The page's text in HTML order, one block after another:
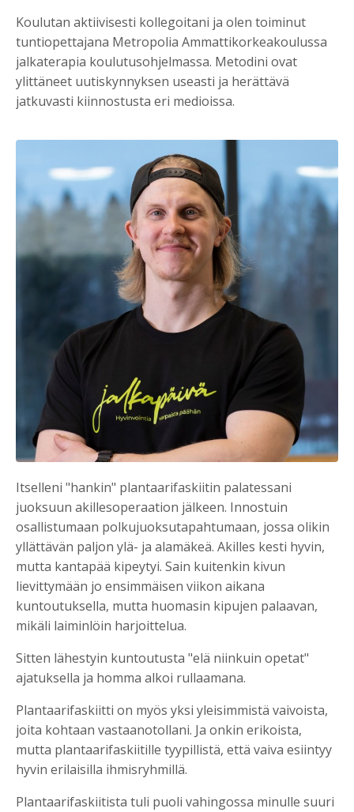
Koulutan aktiivisesti kollegoitani ja olen toiminut
tuntiopettajana Metropolia Ammattikorkeakoulussa
jalkaterapia koulutusohjelmassa. Metodini ovat
ylittäneet uutiskynnyksen useasti ja herättävä
jatkuvasti kiinnostusta eri medioissa.
Itselleni "hankin" plantaarifaskiitin palatessani
juoksuun akillesoperaation jälkeen. Innostuin
osallistumaan polkujuoksutapahtumaan, jossa olikin
yllättävän paljon ylä- ja alamäkeä. Akilles kesti hyvin,
mutta kantapää kipeytyi. Sain kuitenkin kivun
lievittymään jo ensimmäisen viikon aikana
kuntoutuksella, mutta huomasin kipujen palaavan,
mikäli laiminlöin harjoittelua.
Sitten lähestyin kuntoutusta "elä niinkuin opetat"
ajatuksella ja homma alkoi rullaamana.
Plantaarifaskiitti on myös yksi yleisimmistä vaivoista,
joita kohtaan vastaanotollani. Ja onkin erikoista,
mutta plantaarifaskiitille tyypillistä, että vaiva esiintyy
hyvin erilaisilla ihmisryhmillä.
Plantaarifaskiitista tuli puoli vahingossa minulle suuri